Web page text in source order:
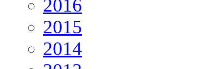
2016
2015
2014